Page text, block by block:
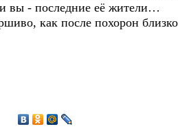
- последние её жители…
как после похорон